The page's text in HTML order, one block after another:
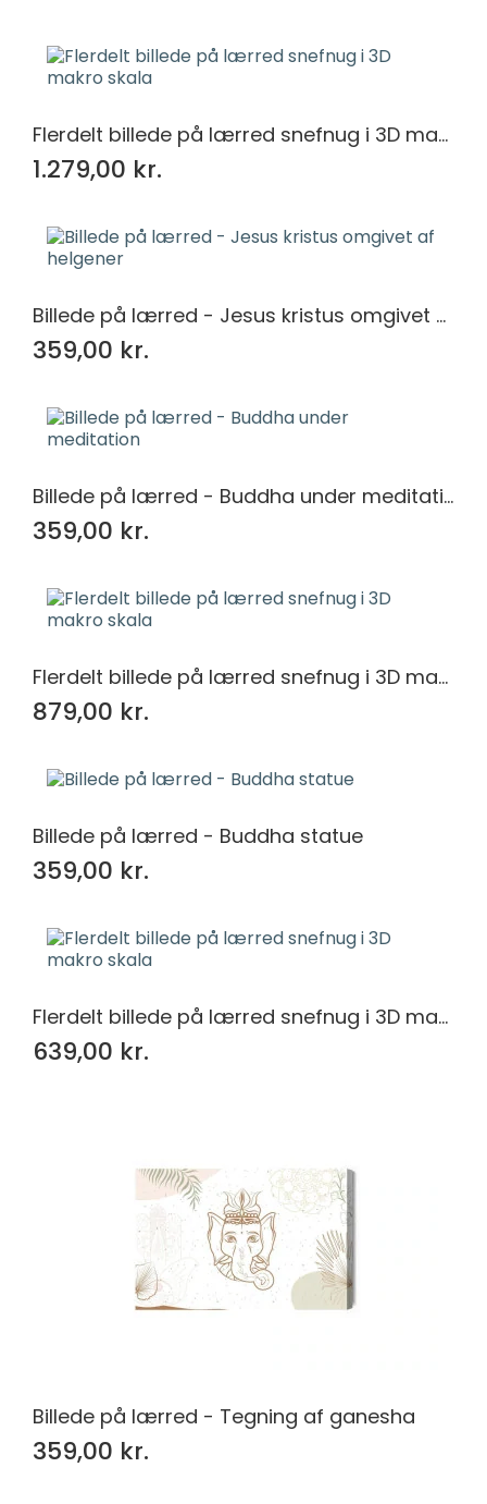
Flerdelt billede på lærred snefnug i 3D makro skala
1.279,00 kr.
Billede på lærred - Jesus kristus omgivet af helgener
359,00 kr.
Billede på lærred - Buddha under meditation
359,00 kr.
Flerdelt billede på lærred snefnug i 3D makro skala
879,00 kr.
Billede på lærred - Buddha statue
359,00 kr.
Flerdelt billede på lærred snefnug i 3D makro skala
639,00 kr.
Billede på lærred - Tegning af ganesha
359,00 kr.